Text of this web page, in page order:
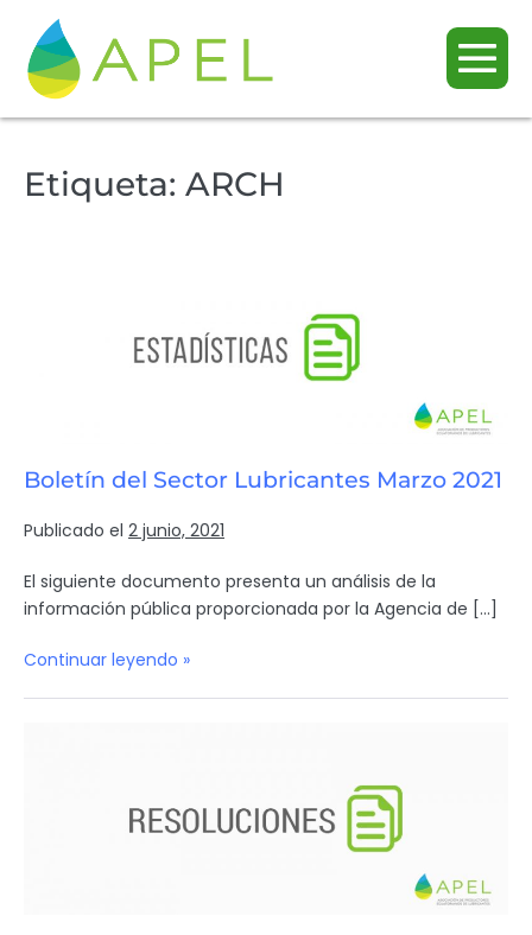
Etiqueta: ARCH
Boletín del Sector Lubricantes Marzo 2021
Publicado el 2 junio, 2021
El siguiente documento presenta un análisis de la
información pública proporcionada por la Agencia de […]
Continuar leyendo »